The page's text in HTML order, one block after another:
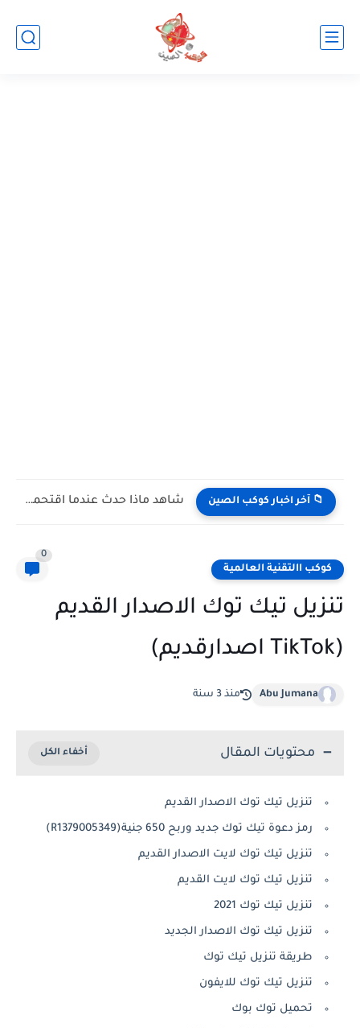
📁 آخر اخبار كوكب الصين شاهد كيف يتغلب النمس على الكوبرا في مواجهة تعتمد على...
كوكب االتقنية العالمية
0
تنزيل تيك توك الاصدار القديم
(TikTok اصدارقديم)
Abu Jumana منذ 3 سنة
محتويات المقال
تنزيل تيك توك الاصدار القديم
رمز دعوة تيك توك جديد وربح 650 جنية(R1379005349)
تنزيل تيك توك لايت الاصدار القديم
تنزيل تيك توك لايت القديم
تنزيل تيك توك 2021
تنزيل تيك توك الاصدار الجديد
طريقة تنزيل تيك توك
تنزيل تيك توك للايفون
تحميل توك بوك